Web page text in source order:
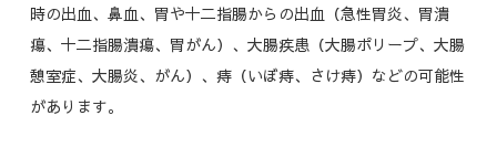
時の出血、鼻血、胃や十二指腸からの出血（急性胃炎、胃潰
瘍、十二指腸潰瘍、胃がん）、大腸疾患（大腸ポリープ、大腸
憩室症、大腸炎、がん）、痔（いぼ痔、さけ痔）などの可能性
があります。